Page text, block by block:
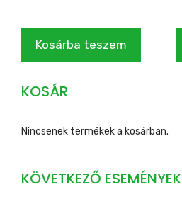
Kosárba teszem
KOSÁR
Nincsenek termékek a kosárban.
KÖVETKEZŐ ESEMÉNYEK